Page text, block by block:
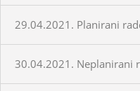
29.04.2021. Planirani
30.04.2021. Neplanirani